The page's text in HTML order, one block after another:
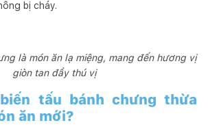
bị cháy.
là món ăn lạ miệng, mang đến hương vị
giòn tan đầy thú vị
tấu bánh chưng thừa
ăn mới?